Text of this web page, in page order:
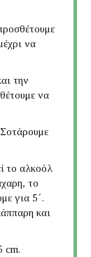
να
την
να
το αλκοόλ
το
για 5΄.
και
cm.